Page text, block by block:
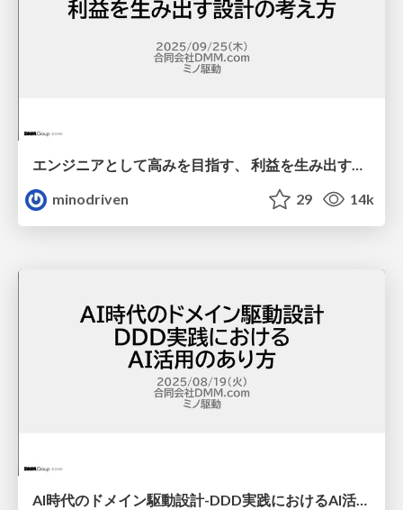
エンジニアとして高みを目指す、 利益を生み出す設計の考え方 / design-for-profit
minodriven
29 14k
AI時代のドメイン駆動設計-DDD実践におけるAI活用のあり方 / ddd-in-ai-era